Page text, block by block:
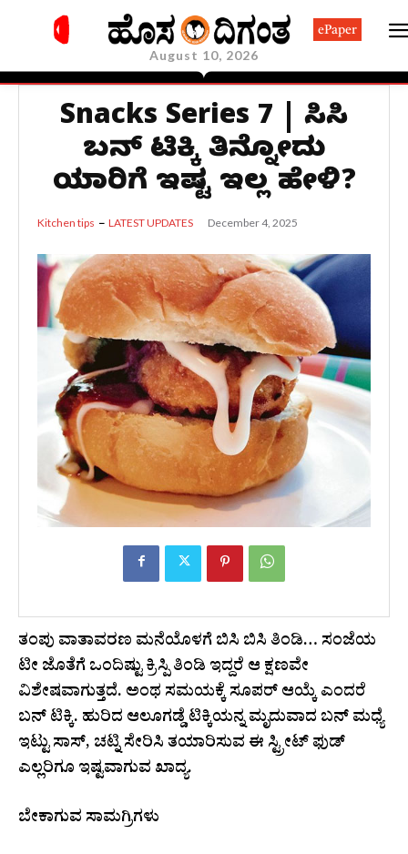
August 10, 2026
ePaper
Snacks Series 7 | ಬಿಸಿಬಿಸಿ
ಬನ್ ಟಿಕ್ಕಿ ತಿನ್ನೋದು
ಯಾರಿಗೆ ಇಷ್ಟ ಇಲ್ಲ ಹೇಳಿ?
Kitchen tips LATEST UPDATES December 4, 2025
ತಂಪು ವಾತಾವರಣ ಮನೆಯೊಳಗೆ ಬಿಸಿ ಬಿಸಿ ತಿಂಡಿ… ಸಂಜೆಯ
ಟೀ ಜೊತೆಗೆ ಒಂದಿಷ್ಟು ಕ್ರಿಸ್ಪಿ ತಿಂಡಿ ಇದ್ದರೆ ಆ ಕ್ಷಣವೇ
ವಿಶೇಷವಾಗುತ್ತದೆ. ಅಂಥ ಸಮಯಕ್ಕೆ ಸೂಪರ್ ಆಯ್ಕೆ ಎಂದರೆ
ಬನ್ ಟಿಕ್ಕಿ. ಹುರಿದ ಆಲೂಗಡ್ಡೆ ಟಿಕ್ಕಿಯನ್ನ ಮೃದುವಾದ ಬನ್ ಮಧ್ಯೆ
ಇಟ್ಟು ಸಾಸ್, ಚಟ್ನಿ ಸೇರಿಸಿ ತಯಾರಿಸುವ ಈ ಸ್ಟ್ರೀಟ್ ಫುಡ್
ಎಲ್ಲರಿಗೂ ಇಷ್ಟವಾಗುವ ಖಾದ್ಯ.
ಬೇಕಾಗುವ ಸಾಮಗ್ರಿಗಳು